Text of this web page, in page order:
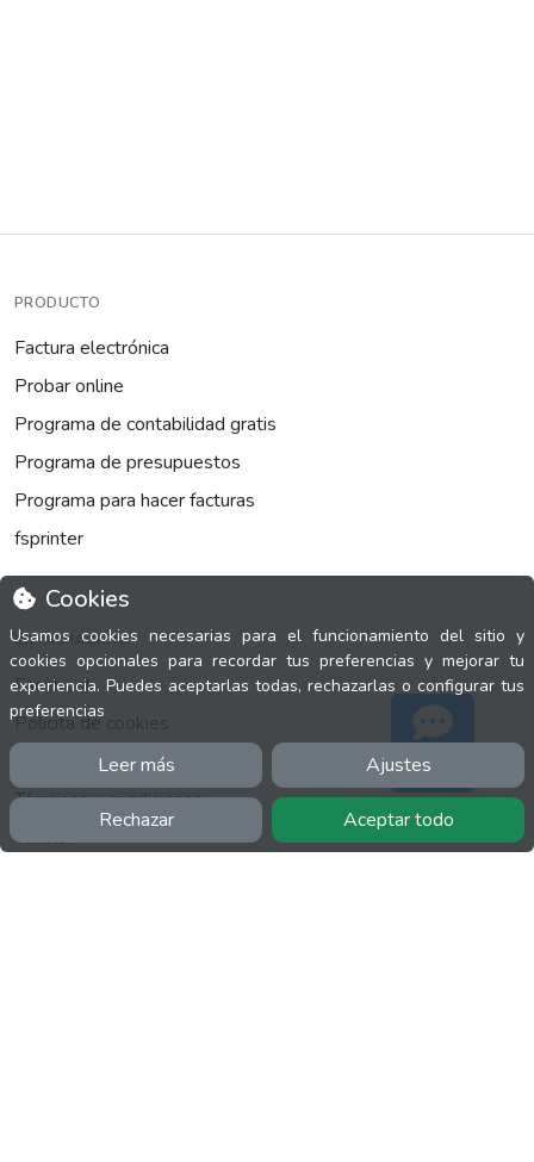
Cookies
Usamos cookies necesarias para el funcionamiento del sitio y
cookies opcionales para recordar tus preferencias y mejorar tu
experiencia. Puedes aceptarlas todas, rechazarlas o configurar tus
preferencias
Leer más Ajustes
Rechazar Aceptar todo
PRODUCTO
Factura electrónica
Probar online
Programa de contabilidad gratis
Programa de presupuestos
Programa para hacer facturas
fsprinter
INFORMACIÓN
Facebook
Polícita de cookies
Política de privacidad
Términos y condiciones
Twitter
Soporte